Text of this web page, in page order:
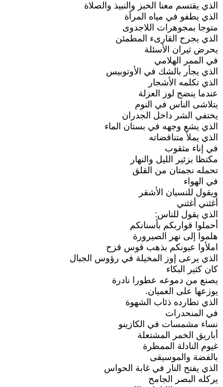
الذي يقتسم معنا الخبز والنبيذ والصلاة
الذي يطفو في مياه المرآة
متوجا بمجوهرات اللاجدوى
الذي يجرح القارىء المطمئن
يحرض ثيران الأسئلة
في الممر الهلامي
الذي يجأر بالشك في الأوتوبيس
الذي تكلمه الأشجار
عندما ينضج لوز العزلة
يتلاشى الناس في النوم
يختفي الشر داخل الجدران
الذي يشع وجهه في بستان الماء
الذي يملأ متناقضاته
في إناء مثقوب
مكتظا بزئير الليل والنهار
تحمله نجمتان من القلق
في الهواء
ويقول للنسيان الأشقر
أغثني أغثني
الذي يقول للناس:
أحملوا قواربكم بأسنانكم
هلموا إلى نهر الصيرورة
املأوا عيونكم بذهب قوس قزح
الذي يرعى إوز المخيلة في رؤوس الجبال
كان كثير البكاء
يصنع من دموعه عطورا نادرة
يوزعها على العميان.
الذي تطارده ذئاب الشهوة
في المنحدرات
نساء مشمسات في الكازينو
أباريق الخمر المشتعلة
غيوم النادلة الممطرة
بالفضة والموسيقى
الذي يفتح النار في غابة الحواس
يركله البصر الجامح